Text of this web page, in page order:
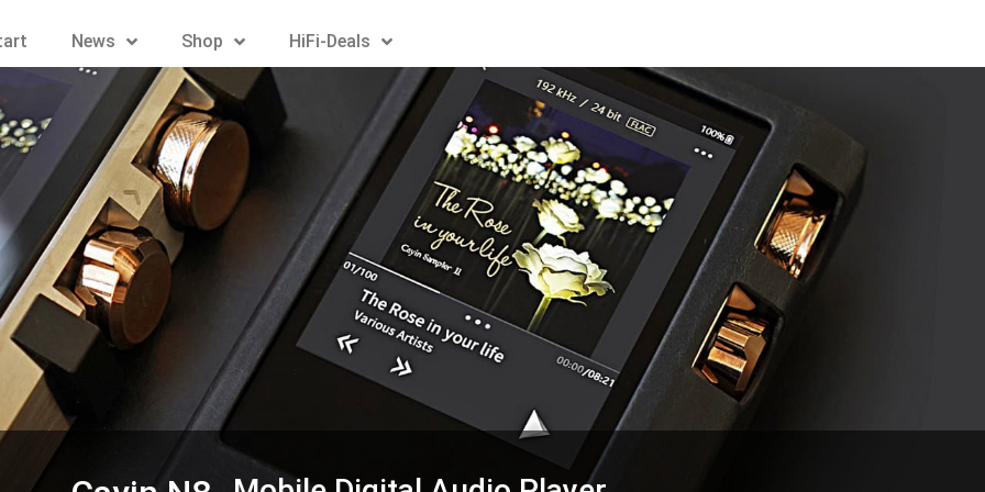
News Shop HiFi-Deals